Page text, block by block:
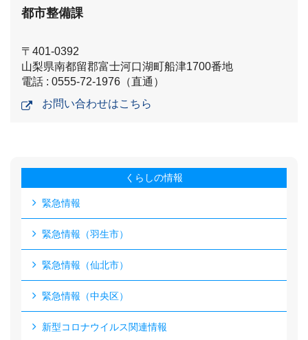
都市整備課
〒401-0392
山梨県南都留郡富士河口湖町船津1700番地
電話 : 0555-72-1976（直通）
お問い合わせはこちら
くらしの情報
緊急情報
緊急情報（羽生市）
緊急情報（仙北市）
緊急情報（中央区）
新型コロナウイルス関連情報